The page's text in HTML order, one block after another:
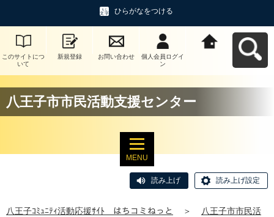
ひらがなをつける
このサイトにつ
いて
新規登録 お問い合わせ
個人会員ログイ
ン
八王子市市民活動支援センター
MENU
読み上げ 読み上げ設定
八王子ｺﾐｭﾆﾃｨ活動応援ｻｲﾄ はちコミねっと ＞
八王子市市民活